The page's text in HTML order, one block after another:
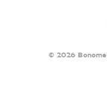
© 2026